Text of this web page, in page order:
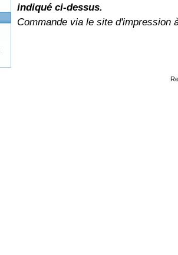
indiqué ci-dessus.
Commande via le site d'impression